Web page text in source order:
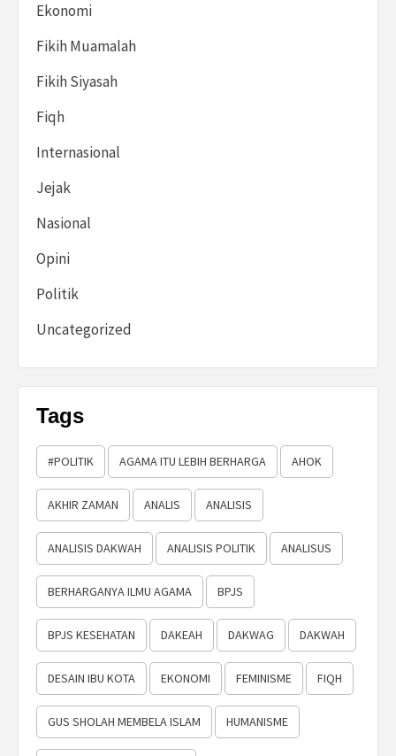
Ekonomi
Fikih Muamalah
Fikih Siyasah
Fiqh
Internasional
Jejak
Nasional
Opini
Politik
Uncategorized
Tags
#POLITIK AGAMA ITU LEBIH BERHARGA AHOK
AKHIR ZAMAN ANALIS ANALISIS
ANALISIS DAKWAH ANALISIS POLITIK ANALISUS
BERHARGANYA ILMU AGAMA BPJS
BPJS KESEHATAN DAKEAH DAKWAG DAKWAH
DESAIN IBU KOTA EKONOMI FEMINISME FIQH
GUS SHOLAH MEMBELA ISLAM HUMANISME